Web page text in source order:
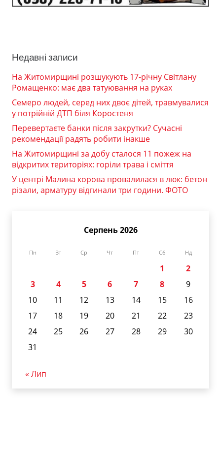
Недавні записи
На Житомирщині розшукують 17-річну Світлану
Ромащенко: має два татуювання на руках
Семеро людей, серед них двоє дітей, травмувалися
у потрійній ДТП біля Коростеня
Перевертаєте банки після закрутки? Сучасні
рекомендації радять робити інакше
На Житомирщині за добу сталося 11 пожеж на
відкритих територіях: горіли трава і сміття
У центрі Малина корова провалилася в люк: бетон
різали, арматуру відгинали три години. ФОТО
Серпень 2026
Пн Вт Ср Чт Пт Сб Нд
1
2
3
4 5 6 7 8
9
10
11 12 13 14 15
16
17
18 19 20 21 22
23
24
25 26 27 28 29
30
31
« Лип